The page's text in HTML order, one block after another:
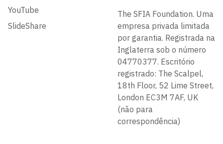
YouTube
SlideShare
The SFIA Foundation. Uma
empresa privada limitada
por garantia. Registrada na
Inglaterra sob o número
04770377. Escritório
registrado: The Scalpel,
18th Floor, 52 Lime Street,
London EC3M 7AF, UK
(não para
correspondência)